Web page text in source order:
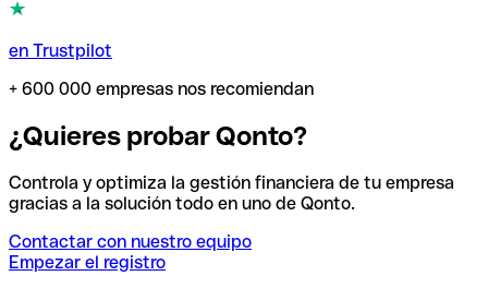
en Trustpilot
+ 600 000 empresas nos recomiendan
¿Quieres probar Qonto?
Controla y optimiza la gestión financiera de tu empresa
gracias a la solución todo en uno de Qonto.
Contactar con nuestro equipo
Empezar el registro